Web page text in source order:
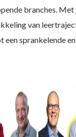
branches. Met
van
een sprankelende